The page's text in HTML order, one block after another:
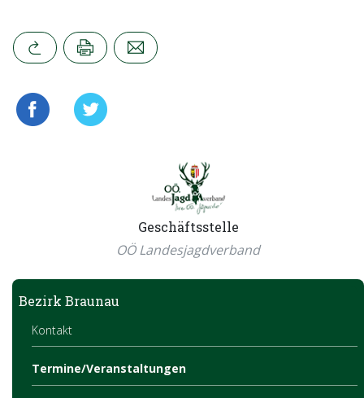
Geschäftsstelle
OÖ Landesjagdverband
Bezirk Braunau
Kontakt
Termine/Veranstaltungen